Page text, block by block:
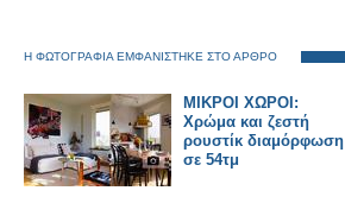
Η ΦΩΤΟΓΡΑΦΙΑ ΕΜΦΑΝΙΣΤΗΚΕ ΣΤΟ ΑΡΘΡΟ
ΜΙΚΡΟΙ ΧΩΡΟΙ:
Χρώμα και ζεστή
ρουστίκ διαμόρφωση
σε 54τμ